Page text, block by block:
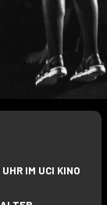
IM UCI KINO